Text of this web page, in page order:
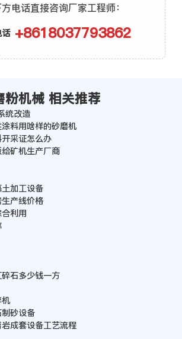
电话直接咨询厂家工程师：
+8618037793862
粉机械 相关推荐
统改造
料用啥样的砂磨机
采证怎么办
矿机生产厂商
加工设备
产线价格
利用
石多少钱一方
砂设备
成套设备工艺流程